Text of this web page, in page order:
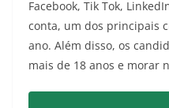
Facebook, Tik Tok,
conta, um dos principais
ano. Além disso, os
mais de 18 anos e morar